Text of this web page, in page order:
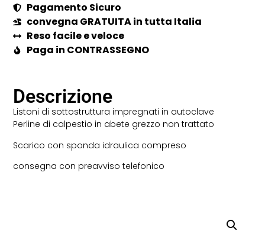
Pagamento Sicuro
convegna GRATUITA in tutta Italia
Reso facile e veloce
Paga in CONTRASSEGNO
Descrizione
Listoni di sottostruttura impregnati in autoclave
Perline di calpestio in abete grezzo non trattato
Scarico con sponda idraulica compreso
consegna con preavviso telefonico